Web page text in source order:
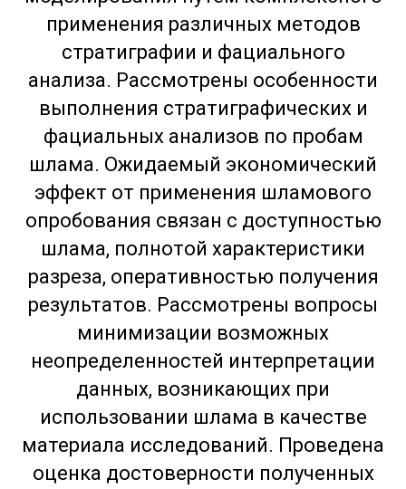
применения различных методов
стратиграфии и фациального
анализа. Рассмотрены особенности
выполнения стратиграфических и
фациальных анализов по пробам
шлама. Ожидаемый экономический
эффект от применения шламового
опробования связан с доступностью
шлама, полнотой характеристики
разреза, оперативностью получения
результатов. Рассмотрены вопросы
минимизации возможных
неопределенностей интерпретации
данных, возникающих при
использовании шлама в качестве
материала исследований. Проведена
оценка достоверности полученных